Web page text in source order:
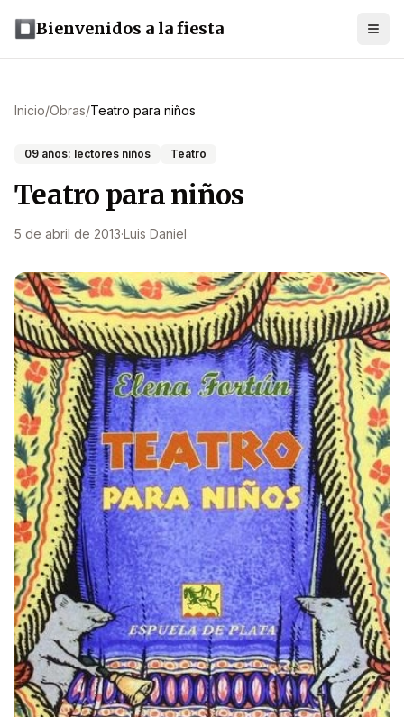
Bienvenidos a la fiesta
Inicio/Obras/Teatro para niños
09 años: lectores niños Teatro
Teatro para niños
5 de abril de 2013·Luis Daniel